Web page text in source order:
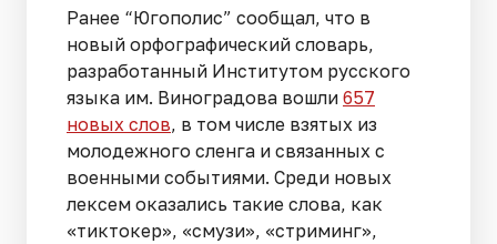
Ранее “Югополис” сообщал, что в
новый орфографический словарь,
разработанный Институтом русского
языка им. Виноградова вошли 657
новых слов, в том числе взятых из
молодежного сленга и связанных с
военными событиями. Среди новых
лексем оказались такие слова, как
«тиктокер», «смузи», «стриминг»,